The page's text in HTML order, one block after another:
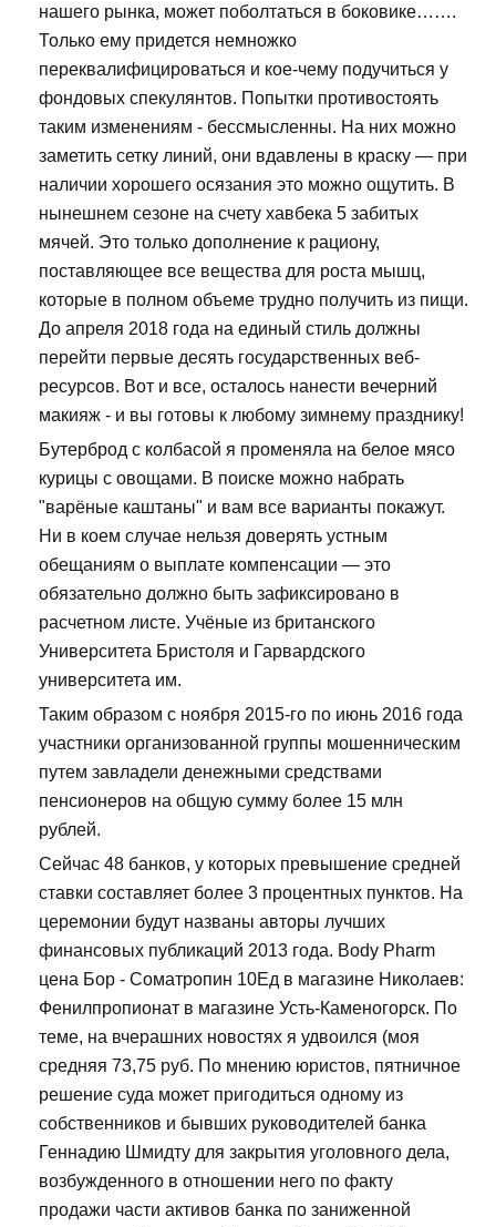
нашего рынка, может поболтаться в боковике…….
Только ему придется немножко
переквалифицироваться и кое-чему подучиться у
фондовых спекулянтов. Попытки противостоять
таким изменениям - бессмысленны. На них можно
заметить сетку линий, они вдавлены в краску — при
наличии хорошего осязания это можно ощутить. В
нынешнем сезоне на счету хавбека 5 забитых
мячей. Это только дополнение к рациону,
поставляющее все вещества для роста мышц,
которые в полном объеме трудно получить из пищи.
До апреля 2018 года на единый стиль должны
перейти первые десять государственных веб-
ресурсов. Вот и все, осталось нанести вечерний
макияж - и вы готовы к любому зимнему празднику!
Бутерброд с колбасой я променяла на белое мясо
курицы с овощами. В поиске можно набрать
"варёные каштаны" и вам все варианты покажут.
Ни в коем случае нельзя доверять устным
обещаниям о выплате компенсации — это
обязательно должно быть зафиксировано в
расчетном листе. Учёные из британского
Университета Бристоля и Гарвардского
университета им.
Таким образом с ноября 2015-го по июнь 2016 года
участники организованной группы мошенническим
путем завладели денежными средствами
пенсионеров на общую сумму более 15 млн
рублей.
Сейчас 48 банков, у которых превышение средней
ставки составляет более 3 процентных пунктов. На
церемонии будут названы авторы лучших
финансовых публикаций 2013 года. Body Pharm
цена Бор - Cоматропин 10Ед в магазине Николаев:
Фенилпропионат в магазине Усть-Каменогорск. По
теме, на вчерашних новостях я удвоился (моя
средняя 73,75 руб. По мнению юристов, пятничное
решение суда может пригодиться одному из
собственников и бывших руководителей банка
Геннадию Шмидту для закрытия уголовного дела,
возбужденного в отношении него по факту
продажи части активов банка по заниженной